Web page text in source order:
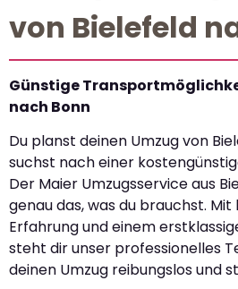
von Bielefeld
Günstige
nach Bonn
Du planst deinen Umzug von
suchst nach einer
Der Maier Umzugsservice aus
genau das, was du brauchst.
Erfahrung und einem
steht dir unser professionelles
deinen Umzug reibungslos und